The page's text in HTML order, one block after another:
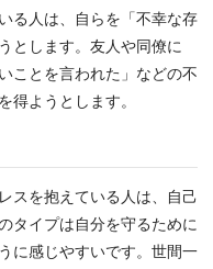
る人は、自らを「不幸な存
とします。友人や同僚に
ことを言われた」などの不
得ようとします。
スを抱えている人は、自己
タイプは自分を守るために
に感じやすいです。世間一